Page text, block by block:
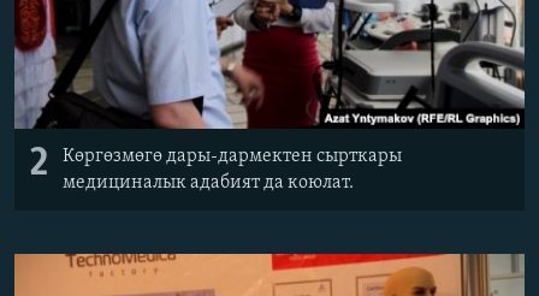
2
Көргөзмөгө дары-дармектен сырткары
медициналык адабият да коюлат.